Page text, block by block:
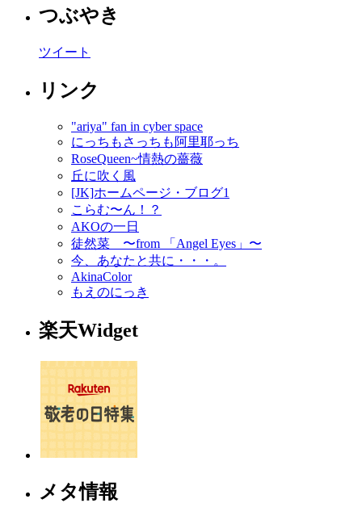
つぶやき
ツイート
リンク
"ariya" fan in cyber space
にっちもさっちも阿里耶っち
RoseQueen~情熱の薔薇
丘に吹く風
[JK]ホームページ・ブログ1
こらむ〜ん！？
AKOの一日
徒然菜 〜from 「Angel Eyes」〜
今、あなたと共に・・・。
AkinaColor
もえのにっき
楽天Widget
メタ情報